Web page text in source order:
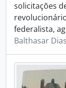
solicitações
federalista,
Balthasar Dias